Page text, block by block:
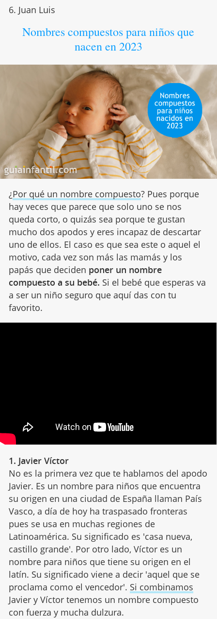
Juan Luis
Nombres compuestos para niños que
nacen en 2023
¿Por qué un nombre compuesto? Pues porque
hay veces que parece que solo uno se nos
queda corto, o quizás sea porque te gustan
mucho dos apodos y eres incapaz de descartar
uno de ellos. El caso es que sea este o aquel el
motivo, cada vez son más las mamás y los
papás que deciden poner un nombre
compuesto a su bebé. Si el bebé que esperas va
a ser un niño seguro que aquí das con tu
favorito.
1. Javier Víctor
No es la primera vez que te hablamos del apodo
Javier. Es un nombre para niños que encuentra
su origen en una ciudad de España llaman País
Vasco, a día de hoy ha traspasado fronteras
pues se usa en muchas regiones de
Latinoamérica. Su significado es 'casa nueva,
castillo grande'. Por otro lado, Víctor es un
nombre para niños que tiene su origen en el
latín. Su significado viene a decir 'aquel que se
proclama como el vencedor'. Si combinamos
Javier y Víctor tenemos un nombre compuesto
con fuerza y mucha dulzura.